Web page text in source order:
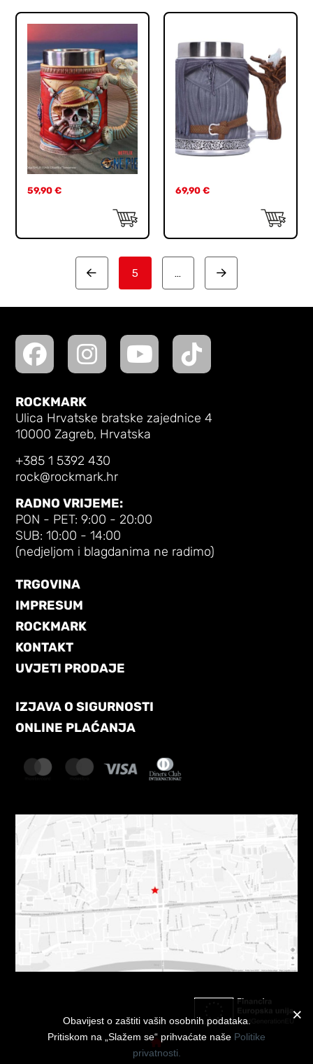
59,90€ 69,90 €
Prev 5 … Next
ROCKMARK
Ulica Hrvatske bratske zajednice 4
10000 Zagreb, Hrvatska
+385 1 5392 430
rock@rockmark.hr
RADNO VRIJEME:
PON - PET: 9:00 - 20:00
SUB: 10:00 - 14:00
(nedjeljom i blagdanima ne radimo)
TRGOVINA
IMPRESUM
ROCKMARK
KONTAKT
UVJETI PRODAJE
IZJAVA O SIGURNOSTI
ONLINE PLAĆANJA
Obavijest o zaštiti vaših osobnih podataka.
Pritiskom na „Slažem se“ prihvaćate naše Politike
privatnosti.